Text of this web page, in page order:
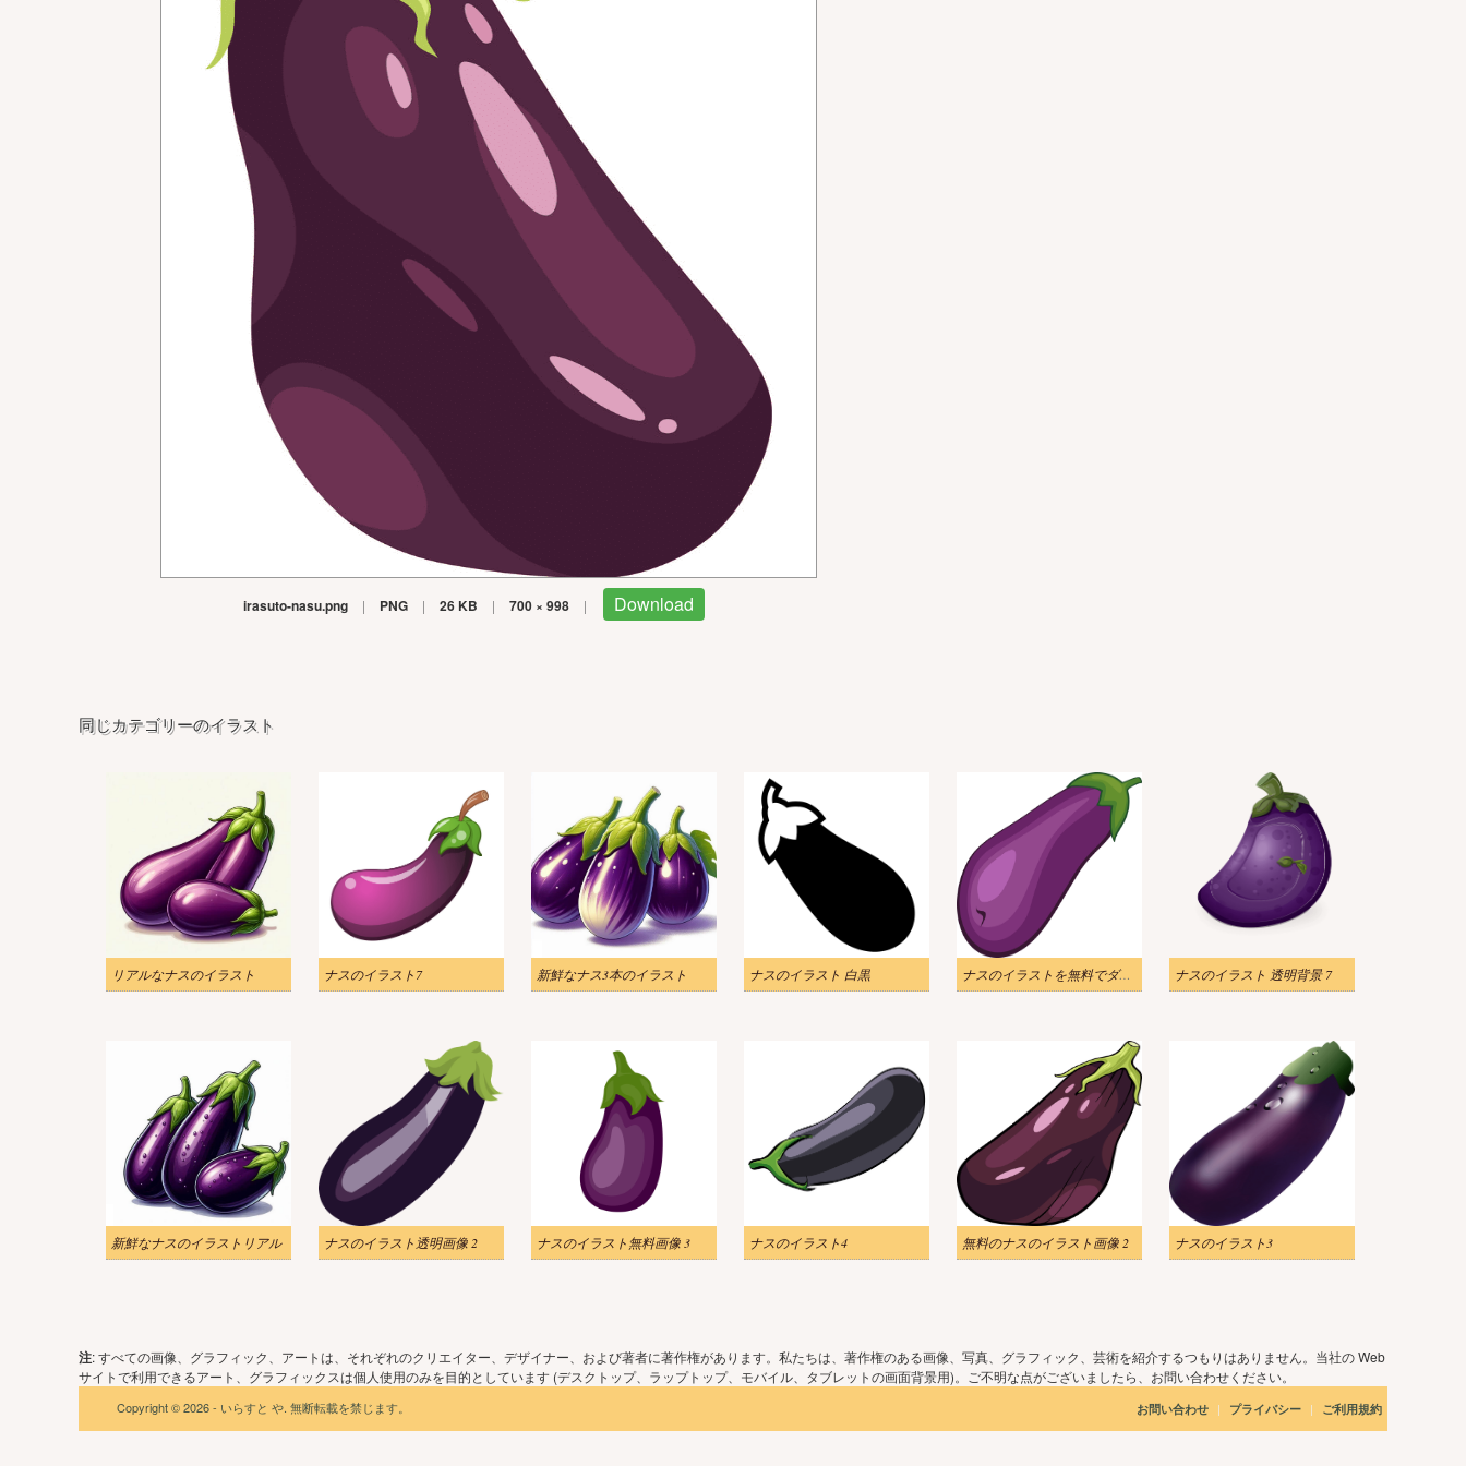
irasuto-nasu.png | PNG | 26 KB | 700 × 998 | Download
同じカテゴリーのイラスト
リアルなナスのイラスト ナスのイラスト7 新鮮なナス3本のイラスト ナスのイラスト 白黒 ナスのイラストを無料でダウンロード ナスのイラスト 透明背景 7
新鮮なナスのイラストリアル ナスのイラスト透明画像 2 ナスのイラスト無料画像 3 ナスのイラスト4 無料のナスのイラスト画像 2 ナスのイラスト3
注: すべての画像、グラフィック、アートは、それぞれのクリエイター、デザイナー、および著者に著作権があります。私たちは、著作権のある画像、写真、グラフィック、芸術を紹介するつもりはありません。当社の Web
サイトで利用できるアート、グラフィックスは個人使用のみを目的としています (デスクトップ、ラップトップ、モバイル、タブレットの画面背景用)。ご不明な点がございましたら、お問い合わせください。
Copyright © 2026 - いらすと や. 無断転載を禁じます。 お問い合わせ | プライバシー | ご利用規約